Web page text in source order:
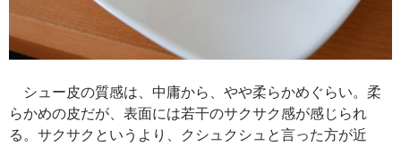
シュー皮の質感は、中庸から、やや柔らかめぐらい。柔
らかめの皮だが、表面には若干のサクサク感が感じられ
る。サクサクというより、クシュクシュと言った方が近